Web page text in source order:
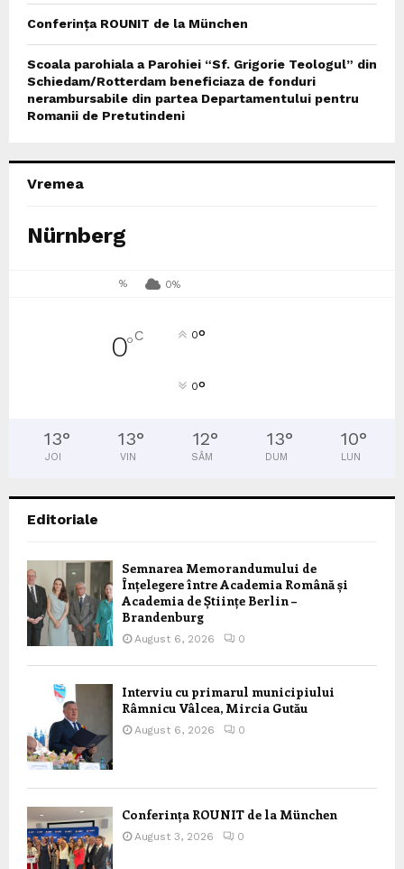
Conferința ROUNIT de la München
Scoala parohiala a Parohiei “Sf. Grigorie Teologul” din
Schiedam/Rotterdam beneficiaza de fonduri
nerambursabile din partea Departamentului pentru
Romanii de Pretutindeni
Vremea
Nürnberg
% 0%
0°C 0°
0°
13°
JOI
13°
VIN
12°
SÂM
13°
DUM
10°
LUN
Editoriale
Semnarea Memorandumului de
Înțelegere între Academia Română și
Academia de Științe Berlin –
Brandenburg
August 6, 2026 0
Interviu cu primarul municipiului
Râmnicu Vâlcea, Mircia Gutău
August 6, 2026 0
Conferința ROUNIT de la München
August 3, 2026 0